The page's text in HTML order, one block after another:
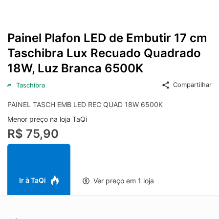
Painel Plafon LED de Embutir 17 cm
Taschibra Lux Recuado Quadrado
18W, Luz Branca 6500K
Taschibra Compartilhar
PAINEL TASCH EMB LED REC QUAD 18W 6500K
Menor preço na loja TaQi
R$ 75,90
Ir à TaQi Ver preço em 1 loja